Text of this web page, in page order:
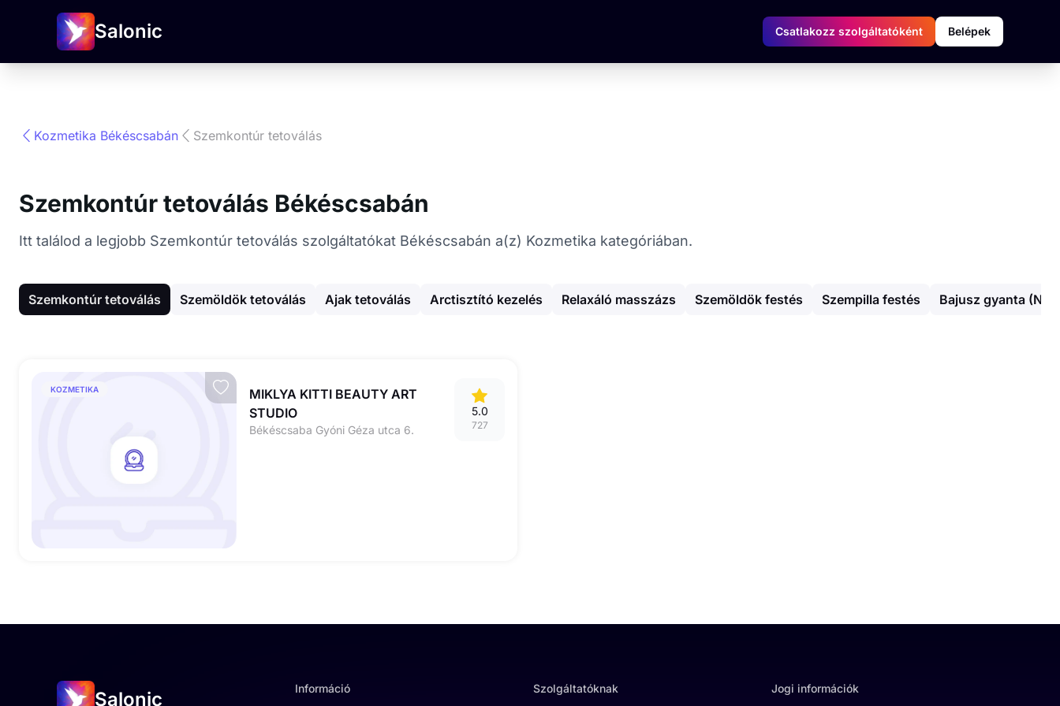
Salonic Csatlakozz szolgáltatóként Belépek
Kozmetika Békéscsabán Szemkontúr tetoválás
Szemkontúr tetoválás Békéscsabán
Itt találod a legjobb Szemkontúr tetoválás szolgáltatókat Békéscsabán a(z) Kozmetika kategóriában.
Szemkontúr tetoválás Szemöldök tetoválás Ajak tetoválás Arctisztító kezelés Relaxáló masszázs Szemöldök festés Szempilla festés Bajusz gyanta (Női)
KOZMETIKA
MIKLYA KITTI BEAUTY ART
STUDIO
Békéscsaba Gyóni Géza utca 6.
5.0
727
Salonic Információ Szolgáltatóknak Jogi információk